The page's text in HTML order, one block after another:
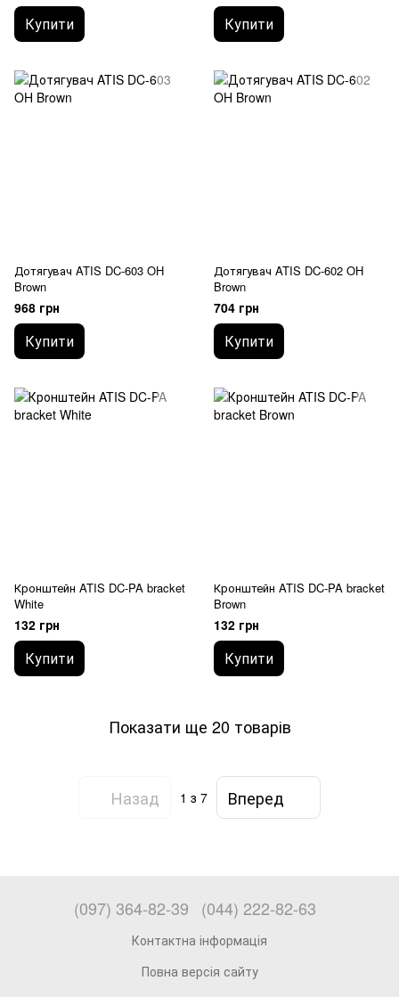
Купити Купити
Дотягувач ATIS DC-603 OH
Brown
968 грн
Купити
Дотягувач ATIS DC-602 OH
Brown
704 грн
Купити
Кронштейн ATIS DC-PA bracket
White
132 грн
Купити
Кронштейн ATIS DC-PA bracket
Brown
132 грн
Купити
Показати ще 20 товарів
Назад 1 з 7 Вперед
(097) 364-82-39 (044) 222-82-63
Контактна інформація
Повна версія сайту